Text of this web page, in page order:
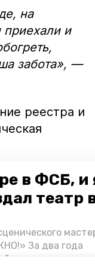
в ФСБ, и
театр
За два года
впереди —
на
и
забота», —
реестра и
платежи
как